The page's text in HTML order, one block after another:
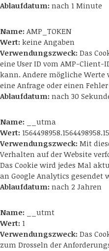
Ablaufdatum: nach 1 Minute
Name: AMP_TOKEN
Wert: keine Angaben
Verwendungszweck: Das
eine User ID vom AMP-
kann. Andere mögliche Werte
eine Anfrage oder einen
Ablaufdatum: nach 30
Name: __utma
Wert:
Verwendungszweck: Mit
Verhalten auf der Website
Das Cookie wird jedes Mal
an Google Analytics gesendet
Ablaufdatum: nach 2 Jahren
Name: __utmt
Wert: 1
Verwendungszweck: Das
zum Drosseln der